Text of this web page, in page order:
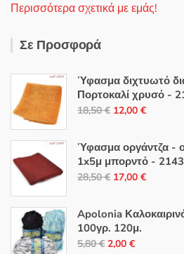
Περισσότερα σχετικά με εμάς!
Σε Προσφορά
Ύφασμα διχτυωτό
Πορτοκαλί χρυσό -
18,50€ Original
was:
18,50 €.
12,00 €Η
τιμή
είναι:
12,00 €.
Ύφασμα οργάντζα -
1x5μ μπορντό -
28,50€ Original
was:
28,50 €.
17,00 €Η
τιμή
Apolonia
100γρ. 120μ.
5,80€ Original
2,00 €Η